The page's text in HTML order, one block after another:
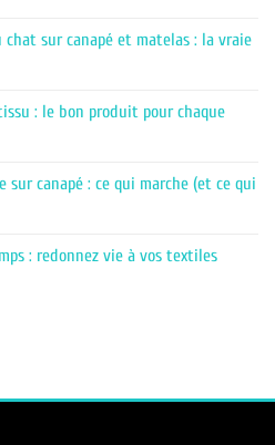
chat sur canapé et matelas : la vraie
: le bon produit pour chaque
sur canapé : ce qui marche (et ce qui
: redonnez vie à vos textiles